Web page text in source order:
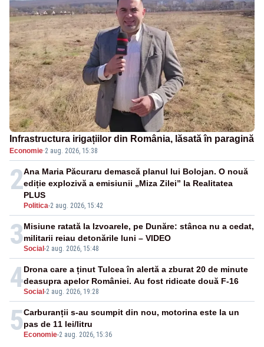
Infrastructura irigațiilor din România, lăsată în paragină
Economie·2 aug. 2026, 15:38
2
Politica-2 aug. 2026, 15:42
Ana Maria Păcuraru demască planul lui Bolojan. O nouă
ediție explozivă a emisiunii „Miza Zilei” la Realitatea
PLUS
3Social -2 aug. 2026, 15:48
Misiune ratată la Izvoarele, pe Dunăre: stânca nu a cedat,
militarii reiau detonările luni – VIDEO
4Social -2 aug. 2026, 19:28
Drona care a ținut Tulcea în alertă a zburat 20 de minute
deasupra apelor României. Au fost ridicate două F-16
5 Economie-2 aug. 2026, 15:36
Carburanții s-au scumpit din nou, motorina este la un
pas de 11 lei/litru